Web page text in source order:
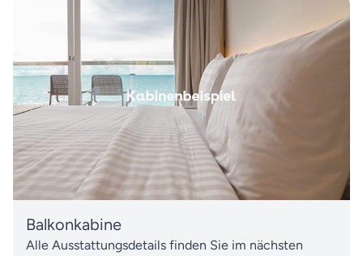
Balkonkabine
Alle Ausstattungsdetails finden Sie im nächsten